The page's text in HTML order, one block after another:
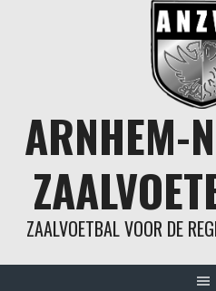
ARNHEM-
ZAALVOETBAL VOOR DE